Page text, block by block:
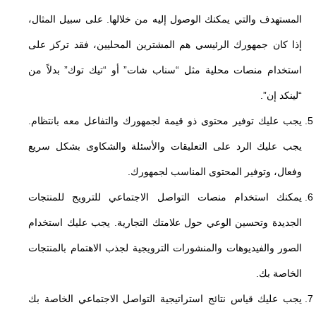
المستهدف والتي يمكنك الوصول إليه من خلالها. على سبيل المثال،
إذا كان جمهورك الرئيسي هم المشترين المحليين، فقد تركز على
استخدام منصات محلية مثل “سناب شات” أو “تيك توك” بدلاً من
“لينكد إن”.
يجب عليك توفير محتوى ذو قيمة لجمهورك والتفاعل معه بانتظام.
يجب عليك الرد على التعليقات والأسئلة والشكاوى بشكل سريع
وفعال، وتوفير المحتوى المناسب لجمهورك.
يمكنك استخدام منصات التواصل الاجتماعي للترويج للمنتجات
الجديدة وتحسين الوعي حول علامتك التجارية. يجب عليك استخدام
الصور والفيديوهات والمنشورات الترويجية لجذب الاهتمام بالمنتجات
الخاصة بك.
يجب عليك قياس نتائج استراتيجية التواصل الاجتماعي الخاصة بك